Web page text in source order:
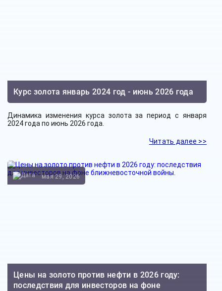
Курс золота январь 2024 год - июнь 2026 года
Динамика изменения курса золота за период с января
2024 года по июнь 2026 года.
Читать далее >>
Цены на золото против нефти в 2026 году:
последствия для инвесторов на фоне
мая 29, 2026